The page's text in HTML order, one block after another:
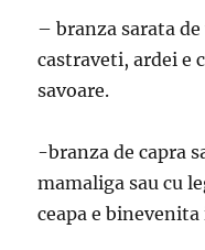
– branza sarata
castraveti, ardei e
savoare.
-branza de capra
mamaliga sau cu
ceapa e